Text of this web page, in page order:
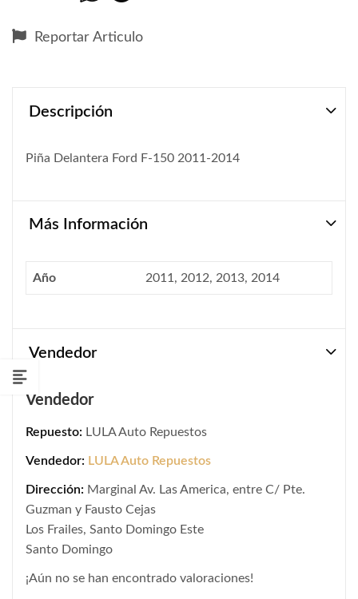
Reportar Articulo
Descripción
Piña Delantera Ford F-150 2011-2014
Más Información
Año 2011, 2012, 2013, 2014
Vendedor
Vendedor
Repuesto: LULA Auto Repuestos
Vendedor: LULA Auto Repuestos
Dirección: Marginal Av. Las America, entre C/ Pte.
Guzman y Fausto Cejas
Los Frailes, Santo Domingo Este
Santo Domingo
¡Aún no se han encontrado valoraciones!